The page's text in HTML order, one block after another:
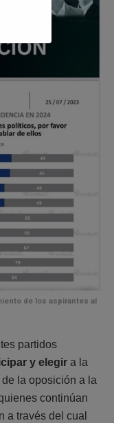
de los aspirantes al
partidos
y elegir a la
la oposición a la
continúan
a través del cual